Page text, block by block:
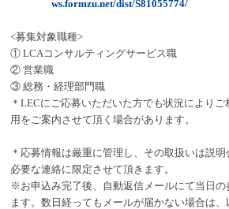
ws.formzu.net/dist/S81055774/
<募集対象職種>
① LCAコンサルティングサービス職
② 営業職
③ 総務・ 経理部門職
＊LECにご応募いただいた方でも状況によりご
用をご案内させて頂く場合があります。
＊応募情報は厳重に管理し、その取扱いは説
必要な連絡に限定させて頂きます。
※お申込み完了後、自動返信メールにて当日の
ます。数日経ってもメールが届かない場合は